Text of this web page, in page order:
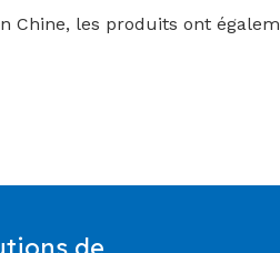
Chine, les produits ont